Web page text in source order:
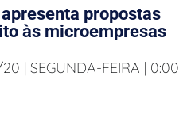
propostas
às microempresas
| SEGUNDA-FEIRA | 0:00